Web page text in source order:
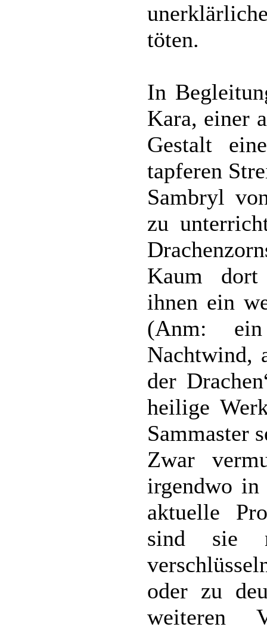
töten.
In
Kara, einer
Gestalt
tapferen
Sambryl
zu
Kaum dort
ihnen ein
(Anm:
Nachtwind,
der
heilige
Sammaster
Zwar
irgendwo in
aktuelle
sind sie
oder zu
weiteren